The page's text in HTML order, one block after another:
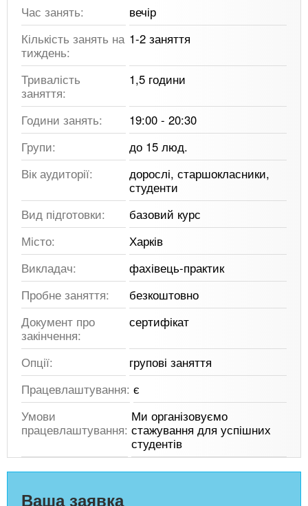
Час занять:
вечір
Кількість занять на
тиждень:
1-2 заняття
Тривалість
заняття:
1,5 години
Години занять:
19:00 - 20:30
Групи:
до 15 люд.
Вік аудиторії:
дорослі, старшокласники,
студенти
Вид підготовки:
базовий курс
Місто:
Харків
Викладач:
фахівець-практик
Пробне заняття:
безкоштовно
Документ про
закінчення:
сертифікат
Опції:
групові заняття
Працевлаштування: є
Умови
працевлаштування:
Ми організовуємо
стажування для успішних
студентів
Ваша заявка